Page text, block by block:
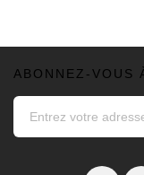
ABONNEZ-VOUS